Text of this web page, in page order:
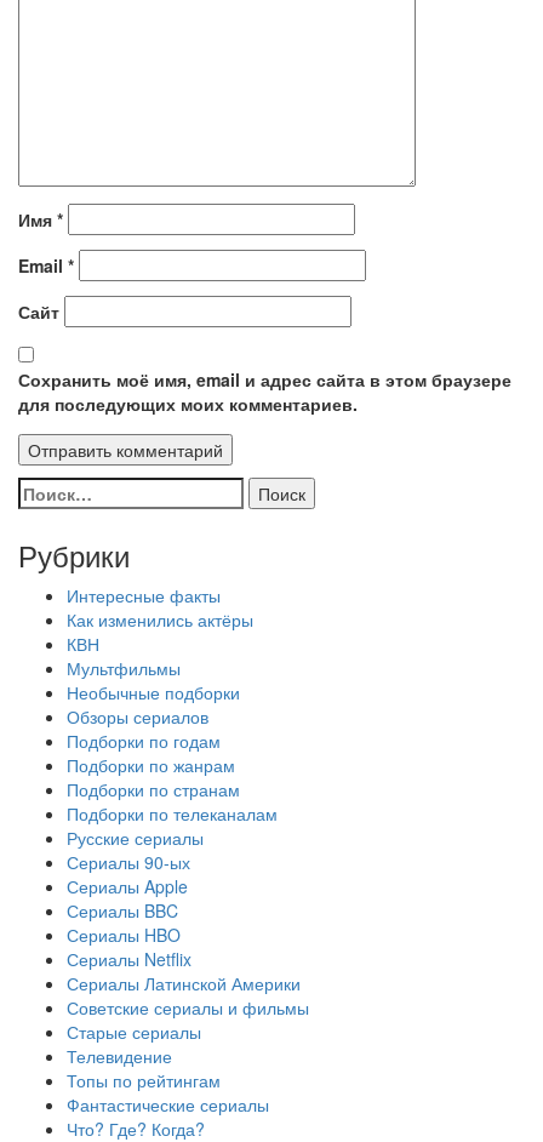
Имя *
Email *
Сайт
Сохранить моё имя, email и адрес сайта в этом браузере
для последующих моих комментариев.
Найти:
Рубрики
Интересные факты
Как изменились актёры
КВН
Мультфильмы
Необычные подборки
Обзоры сериалов
Подборки по годам
Подборки по жанрам
Подборки по странам
Подборки по телеканалам
Русские сериалы
Сериалы 90-ых
Сериалы Apple
Сериалы BBC
Сериалы HBO
Сериалы Netflix
Сериалы Латинской Америки
Советские сериалы и фильмы
Старые сериалы
Телевидение
Топы по рейтингам
Фантастические сериалы
Что? Где? Когда?